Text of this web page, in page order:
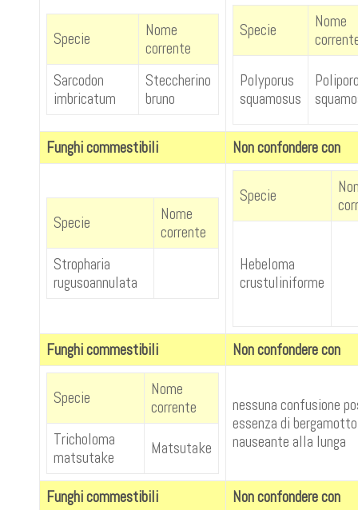
Specie
Nome
corrente
Sarcodon
imbricatum
Steccherino
bruno
Specie
Nome
Polyporus
squamosus
Funghi commestibili Non confondere con
Specie
Nome
corrente
Stropharia
rugusoannulata
Specie
Hebeloma
crustuliniforme
Funghi commestibili Non confondere con
Specie
Nome
corrente
Tricholoma
matsutake
Matsutake
nessuna confusione
essenza di
nauseante alla lunga
Funghi commestibili Non confondere con